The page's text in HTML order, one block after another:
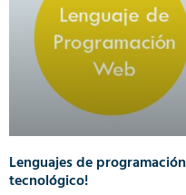
Lenguajes de
tecnológico!